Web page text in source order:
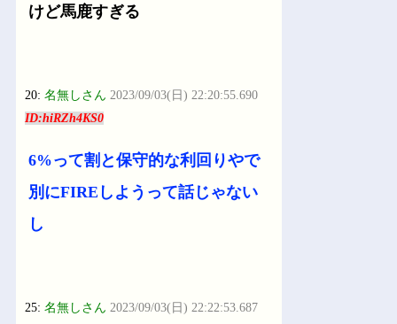
けど馬鹿すぎる
20:名無しさん 2023/09/03(日) 22:20:55.690
ID:hiRZh4KS0
6%って割と保守的な利回りやで
別にFIREしようって話じゃない
し
25:名無しさん 2023/09/03(日) 22:22:53.687